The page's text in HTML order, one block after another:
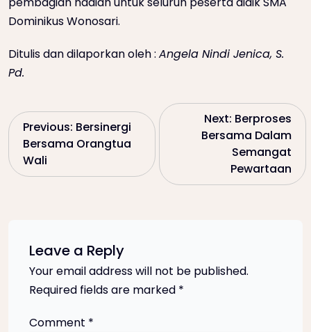
Dominikus Wonosari.
Ditulis dan dilaporkan oleh : Angela Nindi Jenica, S.
Pd.
P
o
Previous: Bersinergi
Bersama Orangtua
Wali
Next: Berproses
Bersama Dalam
Semangat
Pewartaan
Leave a Reply
Your email address will not be published.
Required fields are marked *
Comment *